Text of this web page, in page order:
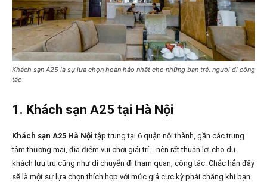
Khách sạn A25 là sự lựa chọn hoàn hảo nhất cho những bạn trẻ, người đi công
tác
1. Khách sạn A25 tại Hà Nội
Khách sạn A25 Hà Nộitập trung tại 6 quận nội thành, gần các trung
tâm thương mại, địa điểm vui chơi giải trí… nên rất thuận lợi cho du
khách lưu trú cũng như di chuyển đi tham quan, công tác. Chắc hẳn đây
sẽ là một sự lựa chọn thích hợp với mức giá cực kỳ phải chăng khi bạn